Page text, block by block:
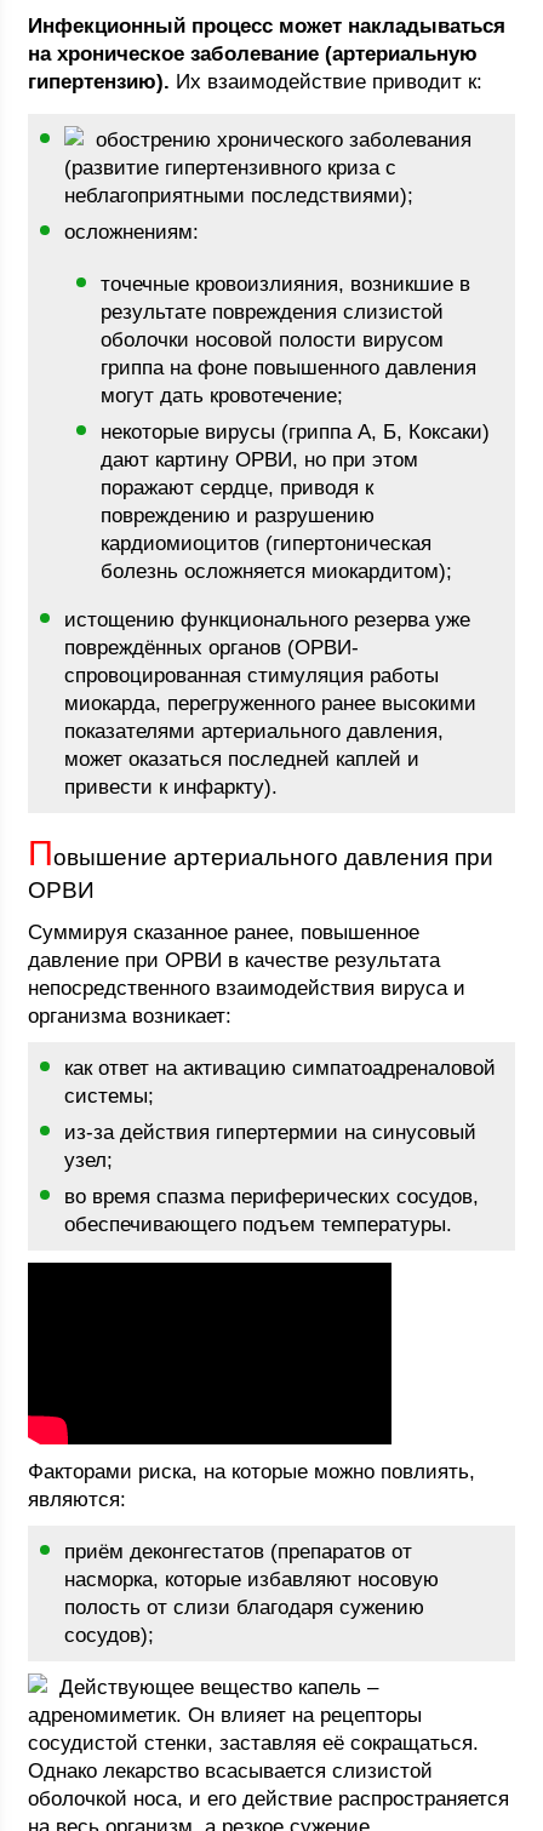
Инфекционный процесс может накладываться
на хроническое заболевание (артериальную
гипертензию). Их взаимодействие приводит к:
обострению хронического заболевания
(развитие гипертензивного криза с
неблагоприятными последствиями);
осложнениям:
точечные кровоизлияния, возникшие в
результате повреждения слизистой
оболочки носовой полости вирусом
гриппа на фоне повышенного давления
могут дать кровотечение;
некоторые вирусы (гриппа А, Б, Коксаки)
дают картину ОРВИ, но при этом
поражают сердце, приводя к
повреждению и разрушению
кардиомиоцитов (гипертоническая
болезнь осложняется миокардитом);
истощению функционального резерва уже
повреждённых органов (ОРВИ-
спровоцированная стимуляция работы
миокарда, перегруженного ранее высокими
показателями артериального давления,
может оказаться последней каплей и
привести к инфаркту).
Повышение артериального давления при
ОРВИ
Суммируя сказанное ранее, повышенное
давление при ОРВИ в качестве результата
непосредственного взаимодействия вируса и
организма возникает:
как ответ на активацию симпатоадреналовой
системы;
из-за действия гипертермии на синусовый
узел;
во время спазма периферических сосудов,
обеспечивающего подъем температуры.
Факторами риска, на которые можно повлиять,
являются:
приём деконгестатов (препаратов от
насморка, которые избавляют носовую
полость от слизи благодаря сужению
сосудов);
Действующее вещество капель –
адреномиметик. Он влияет на рецепторы
сосудистой стенки, заставляя её сокращаться.
Однако лекарство всасывается слизистой
оболочкой носа, и его действие распространяется